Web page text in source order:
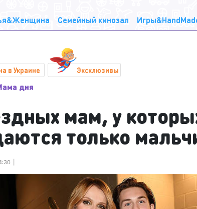
Семейный кинозал
в Украине Эксклюзивы
дня
мам, у
только